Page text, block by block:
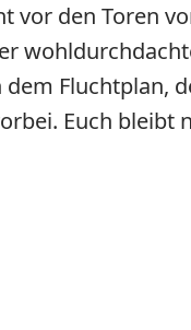
vor den Toren
Fluchtplan,
Euch bleibt